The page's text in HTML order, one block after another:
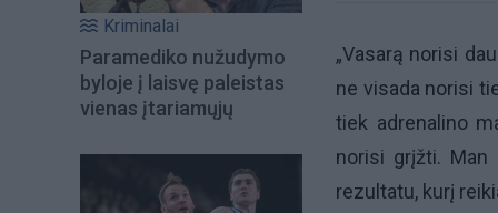
Kriminalai
Paramediko nužudymo
byloje į laisvę paleistas
vienas įtariamųjų
„Vasarą norisi
ne visada norisi
tiek adrenalino
norisi grįžti.
rezultatu, kurį